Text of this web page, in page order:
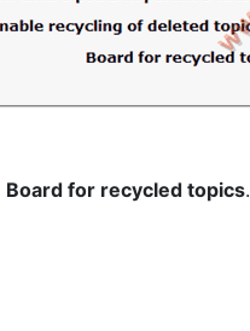
Board for recycled topics.